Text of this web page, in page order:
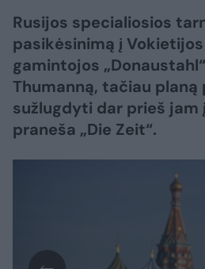
Rusijos specialiosios
pasikėsinimą į
gamintojos
Thumanną, tačiau planą
sužlugdyti dar prieš
praneša „Die Zeit“.